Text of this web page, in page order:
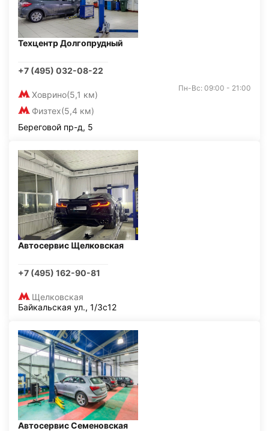
Техцентр Долгопрудный
+7 (495) 032-08-22
Ховрино(5,1 км)
Физтех(5,4 км)
Пн-Вс: 09:00 - 21:00
Береговой пр-д, 5
Автосервис Щелковская
+7 (495) 162-90-81
Щелковская
Байкальская ул., 1/3с12
Автосервис Семеновская